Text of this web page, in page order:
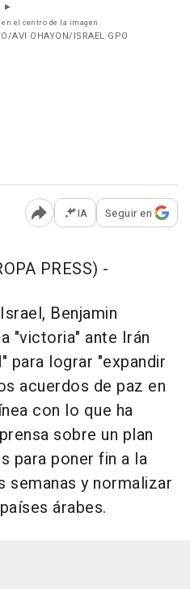
el centro de la imagen.
AVI OHAYON/ISRAEL GPO
Abrir opciones para
IA Seguir en
PRESS) -
Benjamin
"victoria" ante Irán
para lograr "expandir
acuerdos de paz en
con lo que ha
sobre un plan
para poner fin a la
semanas y normalizar
árabes.